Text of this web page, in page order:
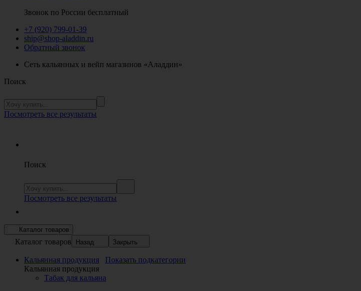
Звонок по России бесплатный
+7 (920) 799-01-39
ship@shop-aladdin.ru
Обратный звонок
Сеть кальянных и вейп магазинов «Аладдин»
Поиск
Посмотреть все результаты
Поиск
Посмотреть все результаты
Каталог товаров
Каталог товаров Назад Закрыть
Кальянная продукция
Показать подкатегории
Кальянная продукция
Табак для кальяна